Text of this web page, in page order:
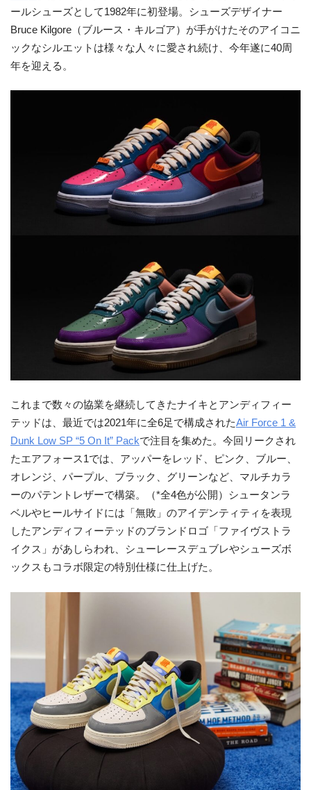
ールシューズとして1982年に初登場。シューズデザイナー
Bruce Kilgore（ブルース・キルゴア）が手がけたそのアイコニ
ックなシルエットは様々な人々に愛され続け、今年遂に40周
年を迎える。
これまで数々の協業を継続してきたナイキとアンディフィー
テッドは、最近では2021年に全6足で構成されたAir Force 1 &
Dunk Low SP “5 On It” Packで注目を集めた。今回リークされ
たエアフォース1では、アッパーをレッド、ピンク、ブルー、
オレンジ、パープル、ブラック、グリーンなど、マルチカラ
ーのパテントレザーで構築。（*全4色が公開）シュータンラ
ベルやヒールサイドには「無敗」のアイデンティティを表現
したアンディフィーテッドのブランドロゴ「ファイヴストラ
イクス」があしらわれ、シューレースデュブレやシューズボ
ックスもコラボ限定の特別仕様に仕上げた。